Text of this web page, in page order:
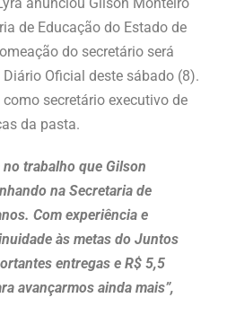
anunciou Gilson Monteiro
de Educação do Estado de
do secretário será
Oficial deste sábado (8).
secretário executivo de
da pasta.
trabalho que Gilson
na Secretaria de
Com experiência e
às metas do Juntos
entregas e R$ 5,5
avançarmos ainda mais”,